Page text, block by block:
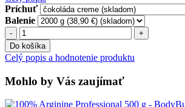
Príchuť
Balenie
Do košíka
Celý popis a hodnotenie produktu
Mohlo by Vás zaujímať